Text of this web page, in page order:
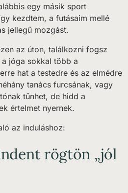
egy másik sport
kezdtem, a futásaim mellé
jellegű mozgást.
az úton, találkozni fogsz
jóga sokkal több a
hat a testedre és az elmédre
tanács furcsának, vagy
tűnhet, de hidd a
értelmet nyernek.
az induláshoz:
rögtön „jól